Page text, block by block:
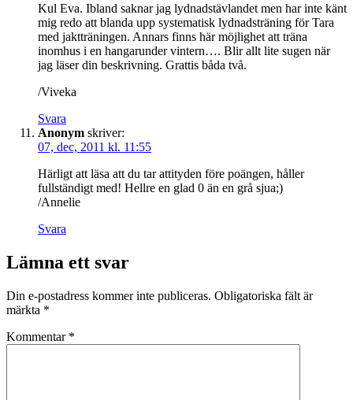
Kul Eva. Ibland saknar jag lydnadstävlandet men har inte känt
mig redo att blanda upp systematisk lydnadsträning för Tara
med jaktträningen. Annars finns här möjlighet att träna
inomhus i en hangarunder vintern…. Blir allt lite sugen när
jag läser din beskrivning. Grattis båda två.
/Viveka
Svara
Anonym skriver:
07, dec, 2011 kl. 11:55
Härligt att läsa att du tar attityden före poängen, håller
fullständigt med! Hellre en glad 0 än en grå sjua;)
/Annelie
Svara
Lämna ett svar
Din e-postadress kommer inte publiceras. Obligatoriska fält är
märkta *
Kommentar *